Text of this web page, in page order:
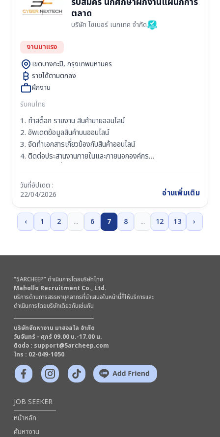
สาขาที่เกี่ยวข้อง
3. ฝึกงานวันจันทร์ - วันศุกร์ ระยะเวลาอย่างน้อย 3 เดือนขึ้นไป
4. มีมนุษย์สัมพันธ์ที่ดี เข้ากับบุคคลอื่นง่าย
6. มีความอดทน ขยันหมั่นเพียร
7. มีความรับผิดชอบต่อหน้าที่และองค์กร
ตลาด
บริษัท ไซเบอร์ เนกเทค จำกัด
งานมาแรง
เขตบางกะปิ, กรุงเทพมหานคร
รายได้ตามตกลง
ฝึกงาน
รับคนไทย
1. ทำสต็อก รายงาน สินค้าขายออนไลน์
2. อัพเดตข้อมูลสินค้าบนออนไลน์
3. จัดทำเอกสารเกี่ยวข้องกับสินค้าออนไลน์
4. ติดต่อประสานงานภายในและภายนอกองค์กร
คุณสมบัติผู้สมัคร
จัดการ หรือวิชาที่เกี่ยวข้อง
2. อยู่ระหว่างการศึกษา ภาคปวช, ภาคปวส, ภาคปริญญาตรี ใน
5. มีความละเอียด รอบคอบ และตรงต่อเวลา
6. มีความอดทน ขยันหมั่นเพียร
7. มีความรับผิดชอบต่อหน้าที่และองค์กร
วันที่อัปเดต :
22/04/2026
อ่านเพิ่มเติม
‹ 1 2 ... 6 7 8 ... 12 13 ›
“5ARCHEEP” ดำเนินการโดยบริษัทไทย
Mahollo Recruitment Co., Ltd.
บริการด้านการสรรหาบุคลากรที่นำเสนอในหน้านี้ก็ให้บริการและ
ดำเนินการโดยบริษัทเดียวกันเช่นกัน
บริษัทจัดหางาน มาฮอลโล จำกัด
วันจันทร์ - ศุกร์ 09.00 น.-17.00 น.
ติดต่อ : support@5archeep.com
โทร : 02-049-1050
JOB SEEKER
หน้าหลัก
ค้นหางาน